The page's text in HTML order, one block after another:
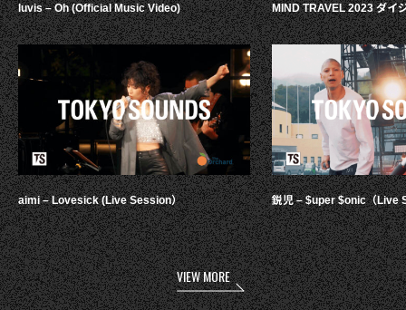
luvis – Oh (Official Music Video)
aimi – Lovesick (Live Session）
MIND TRAVEL 2023 ダイ
鋭児 – $uper $onic（Live
VIEW MORE